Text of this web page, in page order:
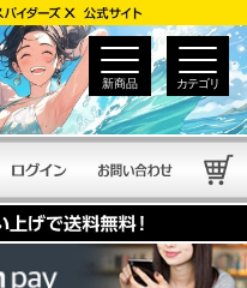
カテゴリ
新商品